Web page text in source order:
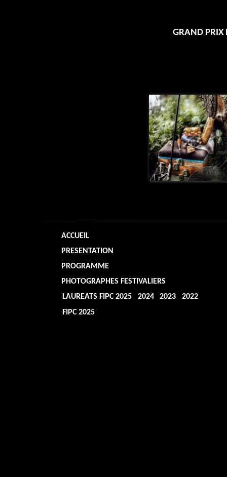
GRAND PRIX
FIPC 2025
2024 2022
2023
LAUREATS FIPC 2025
PHOTOGRAPHES FESTIVALIERS
PROGRAMME
PRESENTATION
ACCUEIL